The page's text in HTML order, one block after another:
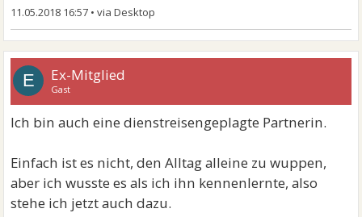
11.05.2018 16:57 •
E Ex-Mitglied
Gast
Ich bin auch eine dienstreisengeplagte Partnerin.
Einfach ist es nicht, den Alltag alleine zu wuppen,
aber ich wusste es als ich ihn kennenlernte, also
stehe ich jetzt auch dazu.